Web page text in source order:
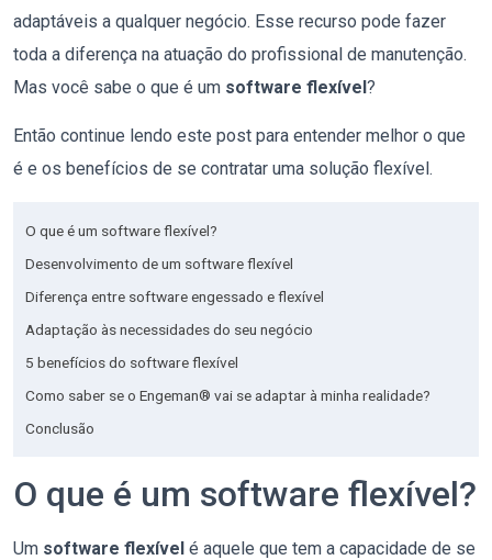
adaptáveis a qualquer negócio. Esse recurso pode fazer
toda a diferença na atuação do profissional de manutenção.
Mas você sabe o que é um software flexível?
Então continue lendo este post para entender melhor o que
é e os benefícios de se contratar uma solução flexível.
O que é um software flexível?
Desenvolvimento de um software flexível
Diferença entre software engessado e flexível
​Adaptação às necessidades do seu negócio
5 benefícios do software flexível
Como saber se o Engeman® vai se adaptar à minha realidade?
Conclusão
O que é um software flexível?
Um software flexível é aquele que tem a capacidade de se